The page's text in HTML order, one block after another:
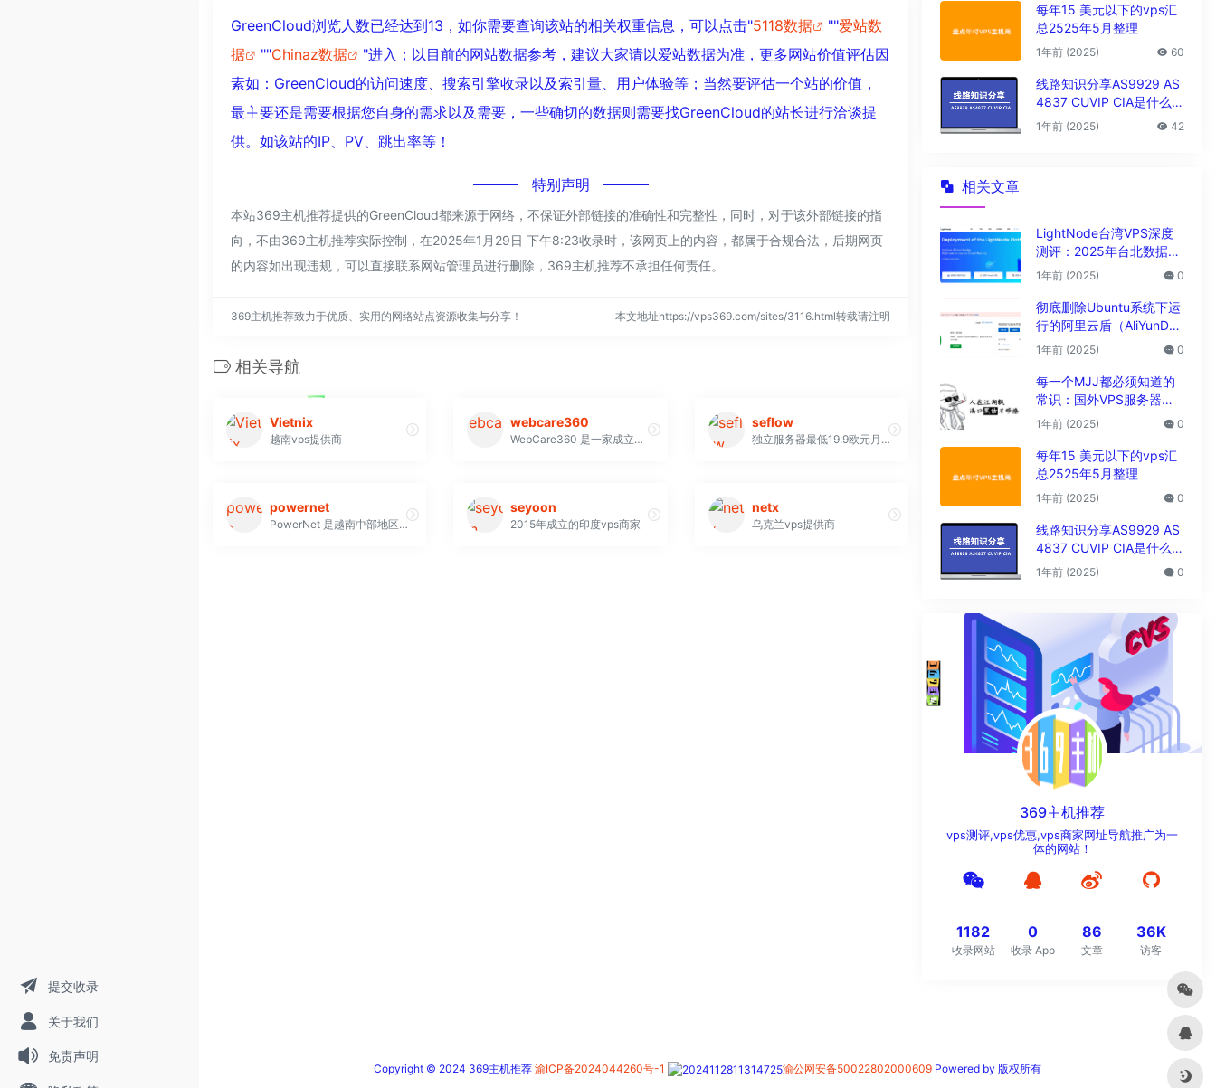
提交收录
关于我们
免责声明
GreenCloud浏览人数已经达到13，如你需要查询该站的相关权重信息，可以点击"5118数据 ""爱站数
据
""Chinaz数据
"进入；以目前的网站数据参考，建议大家请以爱站数据为准，更多网站价值评估因
素如：GreenCloud的访问速度、搜索引擎收录以及索引量、用户体验等；当然要评估一个站的价值，
最主要还是需要根据您自身的需求以及需要，一些确切的数据则需要找GreenCloud的站长进行洽谈提
供。如该站的IP、PV、跳出率等！
特别声明
本站369主机推荐提供的GreenCloud都来源于网络，不保证外部链接的准确性和完整性，同时，对于该外部链接的指
向，不由369主机推荐实际控制，在2025年1月29日 下午8:23收录时，该网页上的内容，都属于合规合法，后期网页
的内容如出现违规，可以直接联系网站管理员进行删除，369主机推荐不承担任何责任。
369主机推荐致力于优质、实用的网络站点资源收集与分享！ 本文地址https://vps369.com/sites/3116.html转载请注明
相关导航
Vietnix
越南vps提供商
webcare360
WebCare360 是一家成立于 2009 年的私营公司，提供适合初学者和专业人士的离岸网络托管产品 WebCare360 计划的服务价格与原价相同。此外还有折扣和促销活动，请放心，您可以在购买后7 天内获得退款 最低套餐3.99美金/月
seflow
独立服务器最低19.9欧元月付
powernet
PowerNet 是越南中部地区领先的数据处理公司，自 2011 年起为越南及全球的个人和组织提供专业的互联网服务。其服务范围涵盖了 Cloud Hosting、Cloud Server、Cloud Server Enterprise、VPS (越南)、域名注册、企业邮箱、独立代理（越南）和 SSL 证书等。PowerNet 采用 DELL 服务器硬件、强大的 CPU、SSD/NVME 企业级存储，以及位于越南最大数据中心 (VNPT - 岘港 - 中部) 的服务器，保障数据安全。PowerNet 还提供自动备份、24/7/365 全天候技术支持，并兼容多种主流开发语言和程序
seyoon
2015年成立的印度vps商家
netx
乌克兰vps提供商
每年15 美元以下的vps汇
总2525年5月整理
1年前 (2025) 60
线路知识分享AS9929 AS
4837 CUVIP CIA是什么线
路?
1年前 (2025) 42
相关文章
LightNode台湾VPS深度
测评：2025年台北数据中
心vps性能与解锁能力全解
1年前 (2025) 0
彻底删除Ubuntu系统下运
行的阿里云盾（AliYunDu
n/Aegis）
1年前 (2025) 0
每一个MJJ都必须知道的
常识：国外VPS服务器圈
子黑话大全
1年前 (2025) 0
每年15 美元以下的vps汇
总2525年5月整理
1年前 (2025) 0
线路知识分享AS9929 AS
4837 CUVIP CIA是什么线
路?
1年前 (2025) 0
369主机推荐
vps测评,vps优惠,vps商家网址导航推广为一
体的网站！
1182
收录网站
0
收录 App
86
文章
36K
访客
Copyright © 2024 369主机推荐 渝ICP备2024044260号-1 渝公网安备50022802000609 Powered by 版权所有